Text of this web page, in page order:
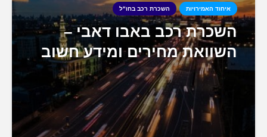
איחוד האמירויות השכרת רכב בחו"ל
השכרת רכב באבו דאבי –
השוואת מחירים ומידע חשוב